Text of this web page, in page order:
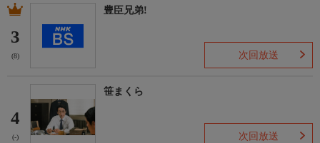
3
(8)
豊臣兄弟!
次回放送
4
(-)
笹まくら
次回放送